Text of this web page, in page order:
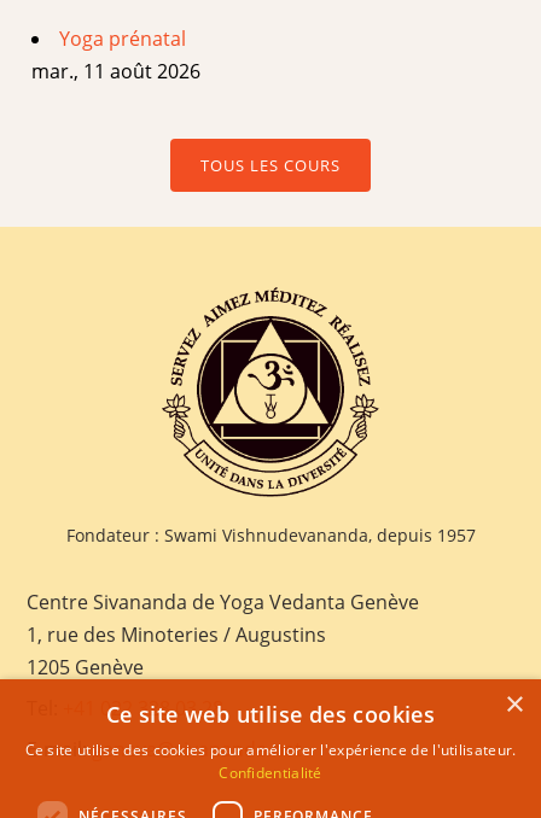
Yoga prénatal
mar., 11 août 2026
TOUS LES COURS
Fondateur : Swami Vishnudevananda, depuis 1957
Centre Sivananda de Yoga Vedanta Genève
1, rue des Minoteries / Augustins
1205 Genève
+41 022 328 03 28
E-mail:geneva@sivananda.net
×
Ce site web utilise des cookies
Ce site utilise des cookies pour améliorer l'expérience de l'utilisateur.
Confidentialité